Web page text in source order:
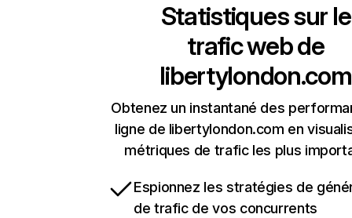
Statistiques sur le
trafic web de
libertylondon.com
Obtenez un instantané des
ligne de libertylondon.com en
métriques de trafic les plus
Espionnez les stratégies de
de trafic de vos concurrents